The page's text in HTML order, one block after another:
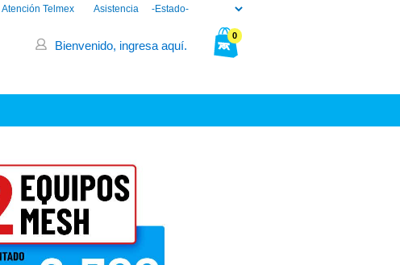
Asistencia
Telmex
0
Bienvenido, ingresa aquí.